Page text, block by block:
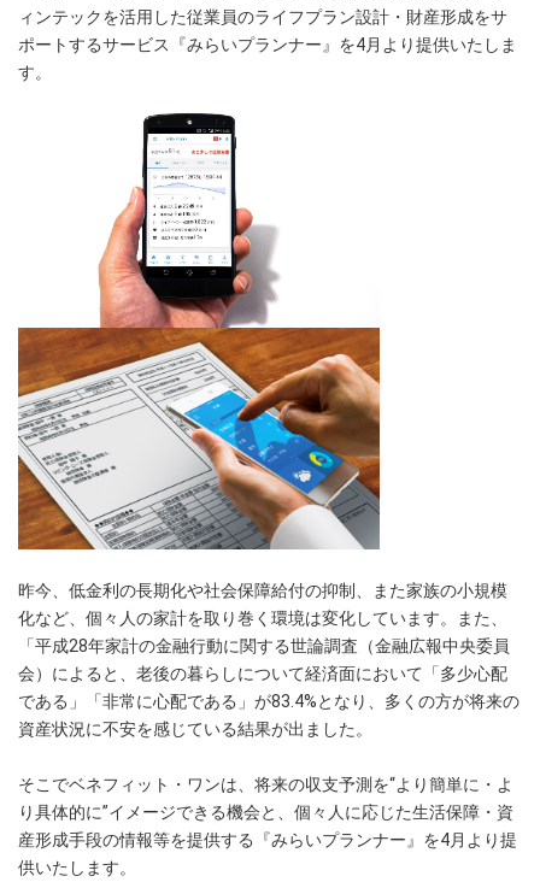
ィンテックを活用した従業員のライフプラン設計・財産形成をサ
ポートするサービス『みらいプランナー』を4月より提供いたしま
す。
昨今、低金利の長期化や社会保障給付の抑制、また家族の小規模
化など、個々人の家計を取り巻く環境は変化しています。また、
「平成28年家計の金融行動に関する世論調査（金融広報中央委員
会）によると、老後の暮らしについて経済面において「多少心配
である」「非常に心配である」が83.4%となり、多くの方が将来の
資産状況に不安を感じている結果が出ました。
そこでベネフィット・ワンは、将来の収支予測を“より簡単に・よ
り具体的に”イメージできる機会と、個々人に応じた生活保障・資
産形成手段の情報等を提供する『みらいプランナー』を4月より提
供いたします。